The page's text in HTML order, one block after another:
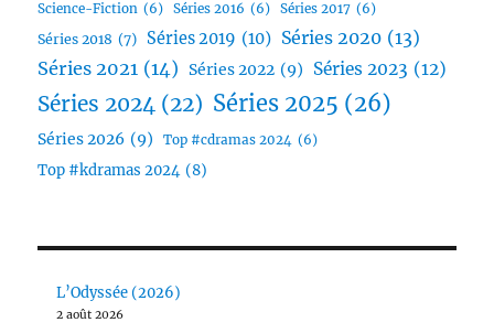
Science-Fiction (6) Séries 2016 (6) Séries 2017 (6)
Séries 2018 (7) Séries 2019 (10) Séries 2020 (13)
Séries 2021 (14) Séries 2022 (9) Séries 2023 (12)
Séries 2024 (22) Séries 2025 (26)
Séries 2026 (9) Top #cdramas 2024 (6)
Top #kdramas 2024 (8)
L’Odyssée (2026)
2 août 2026